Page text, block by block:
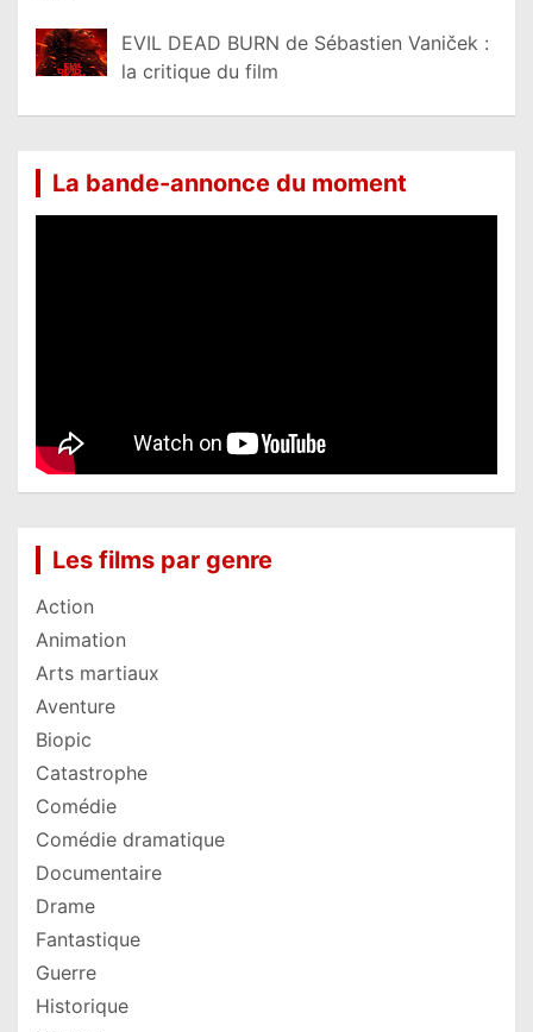
EVIL DEAD BURN de Sébastien Vaniček :
la critique du film
La bande-annonce du moment
Les films par genre
Action
Animation
Arts martiaux
Aventure
Biopic
Catastrophe
Comédie
Comédie dramatique
Documentaire
Drame
Fantastique
Guerre
Historique